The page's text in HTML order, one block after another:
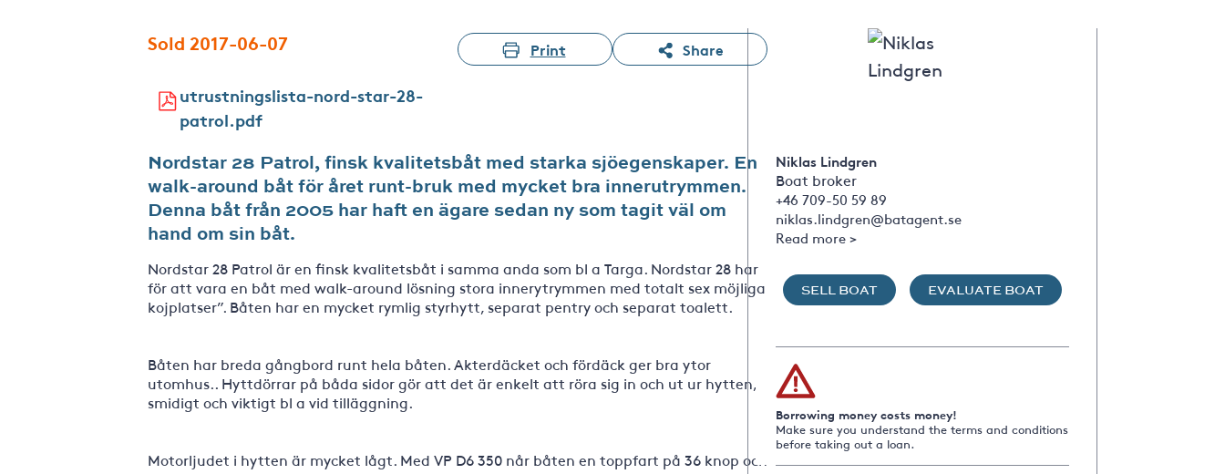
Sold 2017-06-07 Print Share
utrustningslista-nord-star-28-
patrol.pdf
Nordstar 28 Patrol, finsk kvalitetsbåt med starka sjöegenskaper. En
walk-around båt för året runt-bruk med mycket bra innerutrymmen.
Denna båt från 2005 har haft en ägare sedan ny som tagit väl om
hand om sin båt.
Nordstar 28 Patrol är en finsk kvalitetsbåt i samma anda som bl a Targa. Nordstar 28 har
för att vara en båt med walk-around lösning stora innerytrymmen med totalt sex möjliga
kojplatser”. Båten har en mycket rymlig styrhytt, separat pentry och separat toalett.
Båten har breda gångbord runt hela båten. Akterdäcket och fördäck ger bra ytor
utomhus.. Hyttdörrar på båda sidor gör att det är enkelt att röra sig in och ut ur hytten,
smidigt och viktigt bl a vid tilläggning.
Motorljudet i hytten är mycket lågt. Med VP D6 350 når båten en toppfart på 36 knop och
Niklas Lindgren
Boat broker
+46 709-50 59 89
niklas.lindgren@batagent.se
Read more >
SELL BOAT EVALUATE BOAT
Borrowing money costs money!
Make sure you understand the terms and conditions
before taking out a loan.